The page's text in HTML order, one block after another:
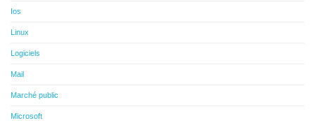
Ios
Linux
Logiciels
Mail
Marché public
Microsoft